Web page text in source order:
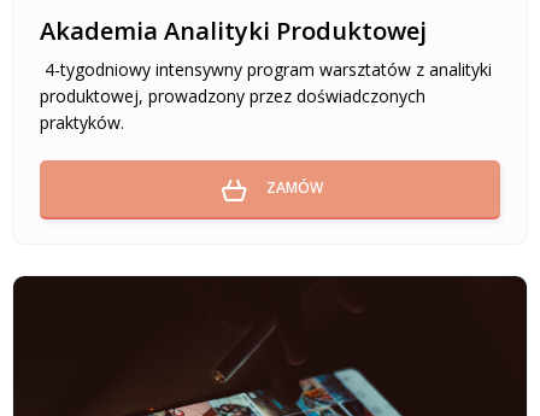
Akademia Analityki Produktowej
4-tygodniowy intensywny program warsztatów z analityki
produktowej, prowadzony przez doświadczonych
praktyków.
ZAMÓW